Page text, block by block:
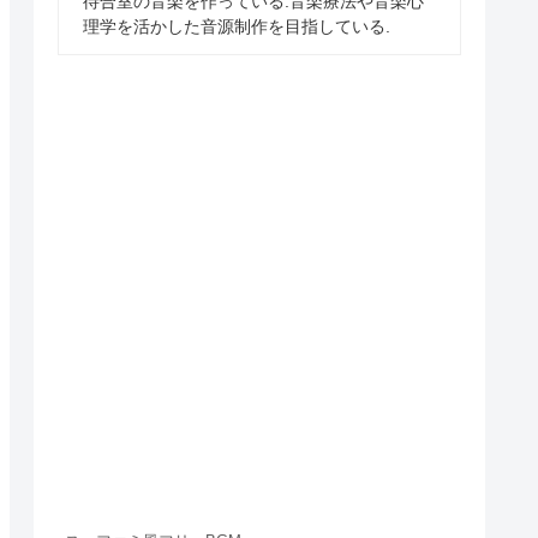
理学を活かした音源制作を目指している.